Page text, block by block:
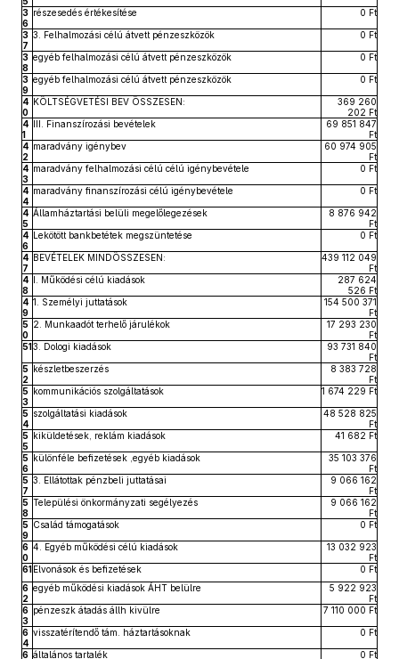
3
6
részesedés értékesítése 0 Ft
3
7
3. Felhalmozási célú átvett pénzeszközök 0 Ft
3
8
egyéb felhalmozási célú átvett pénzeszközök 0 Ft
3
9
egyéb felhalmozási célú átvett pénzeszközök 0 Ft
4
0
KÖLTSÉGVETÉSI BEV ÖSSZESEN:
369 260
202 Ft
4
1
III. Finanszírozási bevételek
69 851 847
Ft
4
2
maradvány igénybev
60 974 905
Ft
4
3
maradvány felhalmozási célú célú igénybevétele 0 Ft
4
4
maradvány finanszírozási célú igénybevétele 0 Ft
4
5
Államháztartási belüli megelőlegezések
8 876 942
Ft
4
6
Lekötött bankbetétek megszüntetése 0 Ft
4
7
BEVÉTELEK MINDÖSSZESEN:
439 112 049
Ft
4
8
I. Működési célú kiadások
287 624
526 Ft
4
9
1. Személyi juttatások
154 500 371
Ft
5
0
2. Munkaadót terhelő járulékok
17 293 230
Ft
513. Dologi kiadások
93 731 840
Ft
5
2
készletbeszerzés
8 383 728
Ft
5
3
kommunikációs szolgáltatások 1 674 229 Ft
5
4
szolgáltatási kiadások
48 528 825
Ft
5
5
kiküldetések, reklám kiadások 41 682 Ft
5
6
különféle befizetések ,egyéb kiadások
35 103 376
Ft
5
7
3. Ellátottak pénzbeli juttatásai
9 066 162
Ft
5
8
Települési önkormányzati segélyezés
9 066 162
Ft
5
9
Család támogatások 0 Ft
6
0
4. Egyéb működési célú kiadások
13 032 923
Ft
61Elvonások és befizetések
0 Ft
6
2
egyéb működési kiadások ÁHT belülre
5 922 923
Ft
6
3
pénzeszk átadás állh kivülre 7 110 000 Ft
6
4
visszatérítendő tám. háztartásoknak 0 Ft
6 általános tartalék 0 Ft